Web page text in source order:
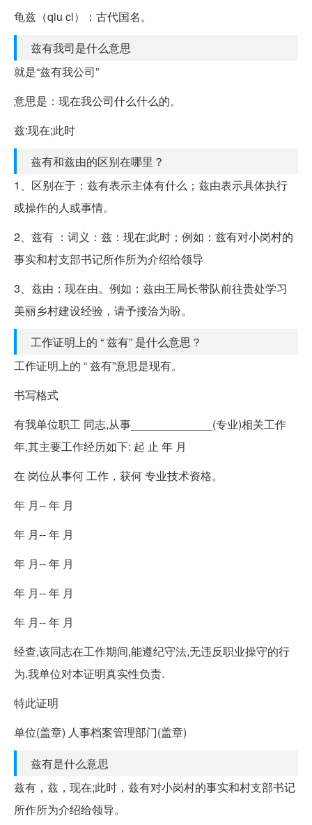
龟兹（qiu ci）：古代国名。
兹有我司是什么意思
就是“兹有我公司”
意思是：现在我公司什么什么的。
兹:现在;此时
兹有和兹由的区别在哪里？
1、区别在于：兹有表示主体有什么；兹由表示具体执行
或操作的人或事情。
2、兹有 ：词义：兹：现在;此时；例如：兹有对小岗村的
事实和村支部书记所作所为介绍给领导
3、兹由：现在由。例如：兹由王局长带队前往贵处学习
美丽乡村建设经验，请予接洽为盼。
工作证明上的 “ 兹有” 是什么意思？
工作证明上的 “ 兹有”意思是现有。
书写格式
有我单位职工 同志,从事_____________(专业)相关工作
年,其主要工作经历如下: 起 止 年 月
在 岗位从事何 工作，获何 专业技术资格。
年 月-- 年 月
年 月-- 年 月
年 月-- 年 月
年 月-- 年 月
年 月-- 年 月
经查,该同志在工作期间,能遵纪守法,无违反职业操守的行
为.我单位对本证明真实性负责.
特此证明
单位(盖章) 人事档案管理部门(盖章)
兹有是什么意思
兹有，兹，现在;此时，兹有对小岗村的事实和村支部书记
所作所为介绍给领导。